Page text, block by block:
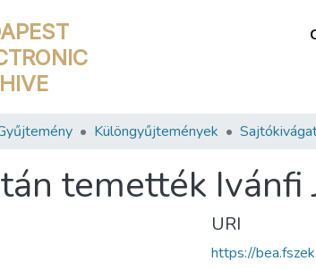
Különgyűjtemények
temették Ivánfi
URI
https://